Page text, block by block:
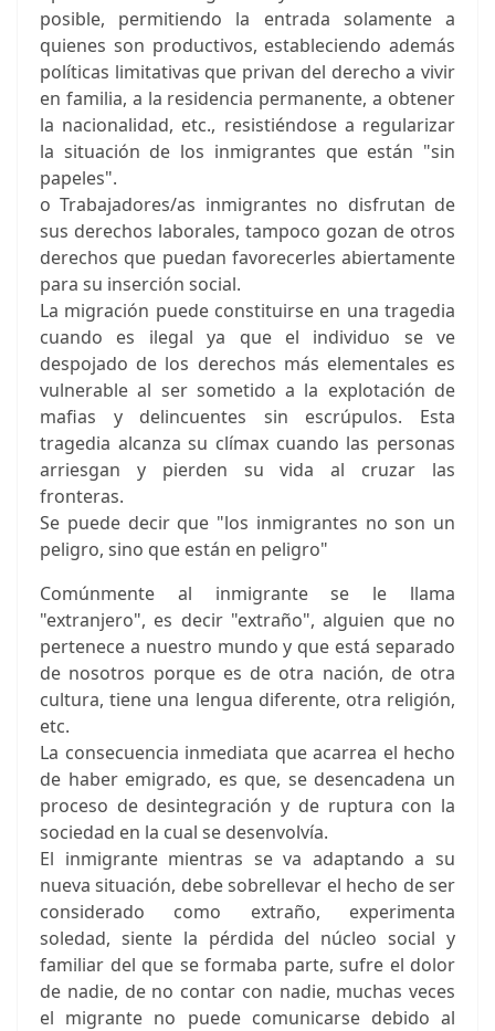
posible, permitiendo la entrada solamente a
quienes son productivos, estableciendo además
políticas limitativas que privan del derecho a vivir
en familia, a la residencia permanente, a obtener
la nacionalidad, etc., resistiéndose a regularizar
la situación de los inmigrantes que están "sin
papeles".
o Trabajadores/as inmigrantes no disfrutan de
sus derechos laborales, tampoco gozan de otros
derechos que puedan favorecerles abiertamente
para su inserción social.
La migración puede constituirse en una tragedia
cuando es ilegal ya que el individuo se ve
despojado de los derechos más elementales es
vulnerable al ser sometido a la explotación de
mafias y delincuentes sin escrúpulos. Esta
tragedia alcanza su clímax cuando las personas
arriesgan y pierden su vida al cruzar las
fronteras.
Se puede decir que "los inmigrantes no son un
peligro, sino que están en peligro"
Comúnmente al inmigrante se le llama
"extranjero", es decir "extraño", alguien que no
pertenece a nuestro mundo y que está separado
de nosotros porque es de otra nación, de otra
cultura, tiene una lengua diferente, otra religión,
etc.
La consecuencia inmediata que acarrea el hecho
de haber emigrado, es que, se desencadena un
proceso de desintegración y de ruptura con la
sociedad en la cual se desenvolvía.
El inmigrante mientras se va adaptando a su
nueva situación, debe sobrellevar el hecho de ser
considerado como extraño, experimenta
soledad, siente la pérdida del núcleo social y
familiar del que se formaba parte, sufre el dolor
de nadie, de no contar con nadie, muchas veces
el migrante no puede comunicarse debido al